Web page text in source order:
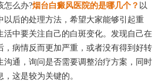
怎么办?烟台白癜风医院的是哪几个？ 以
以后的处理方法，希望大家能够引起重
活中要关注自己的白斑变化。发现自己在
，病情反而更加严重，或者没有得到好转
沟通，询问是否需要调整治疗方案，同时
这是较为关键的。